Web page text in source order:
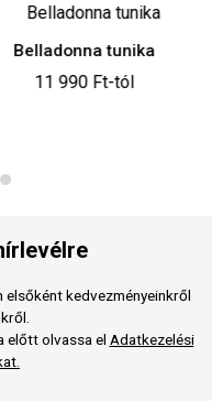
Terracotta
kedvezményeinkről
előtt olvassa el Adatkezelési